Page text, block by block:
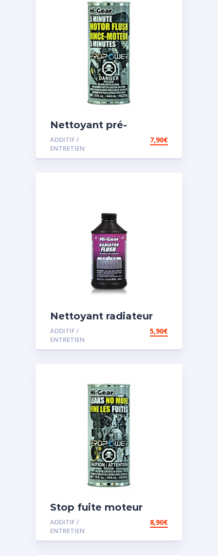
Nettoyant pré-
vidange
ADDITIF /
ENTRETIEN
7,90€
Nettoyant radiateur
ADDITIF /
ENTRETIEN
5,90€
Stop fuite moteur
ADDITIF /
ENTRETIEN
8,90€